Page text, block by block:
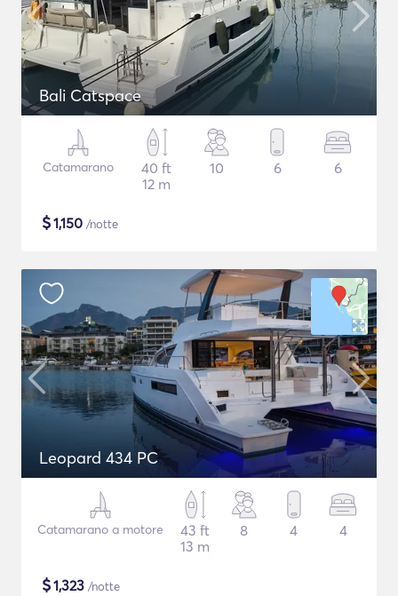
Bali Catspace
Catamarano
40 ft
12 m
10 6 6
$1,150 /notte
Leopard 434 PC
Catamarano a motore
43 ft
13 m
8 4 4
$1,323 /notte